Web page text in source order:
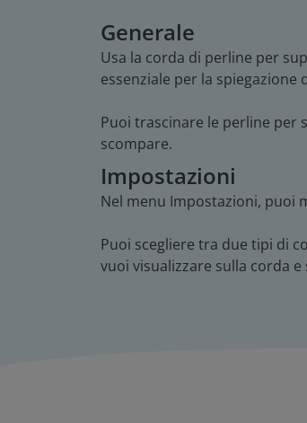
Generale
Usa la corda di perline per
essenziale per la
Puoi trascinare le perline per
scompare.
Impostazioni
Nel menu Impostazioni, puoi
Puoi scegliere tra due tipi di
vuoi visualizzare sulla corda